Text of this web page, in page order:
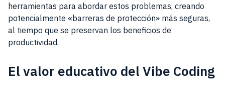
herramientas para abordar estos problemas, creando
potencialmente «barreras de protección» más seguras,
al tiempo que se preservan los beneficios de
productividad.
El valor educativo del Vibe Coding